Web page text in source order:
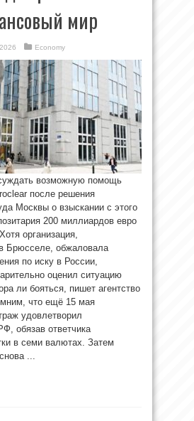
мир
Economy
возможную помощь
после решения
Москвы о взыскании с этого
200 миллиардов евро
организация,
Брюсселе, обжаловала
по иску в России,
оценил ситуацию
ли бояться, пишет агентство
что ещё 15 мая
удовлетворил
обязав ответчика
в семи валютах. Затем
...